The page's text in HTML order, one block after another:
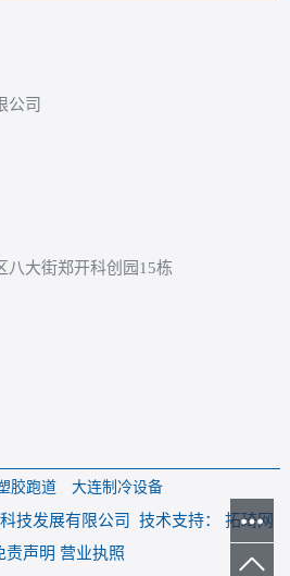
公司
八大街郑开科创园15栋
胶跑道 大连制冷设备
技发展有限公司 技术支持： 拓琦网
责声明 营业执照